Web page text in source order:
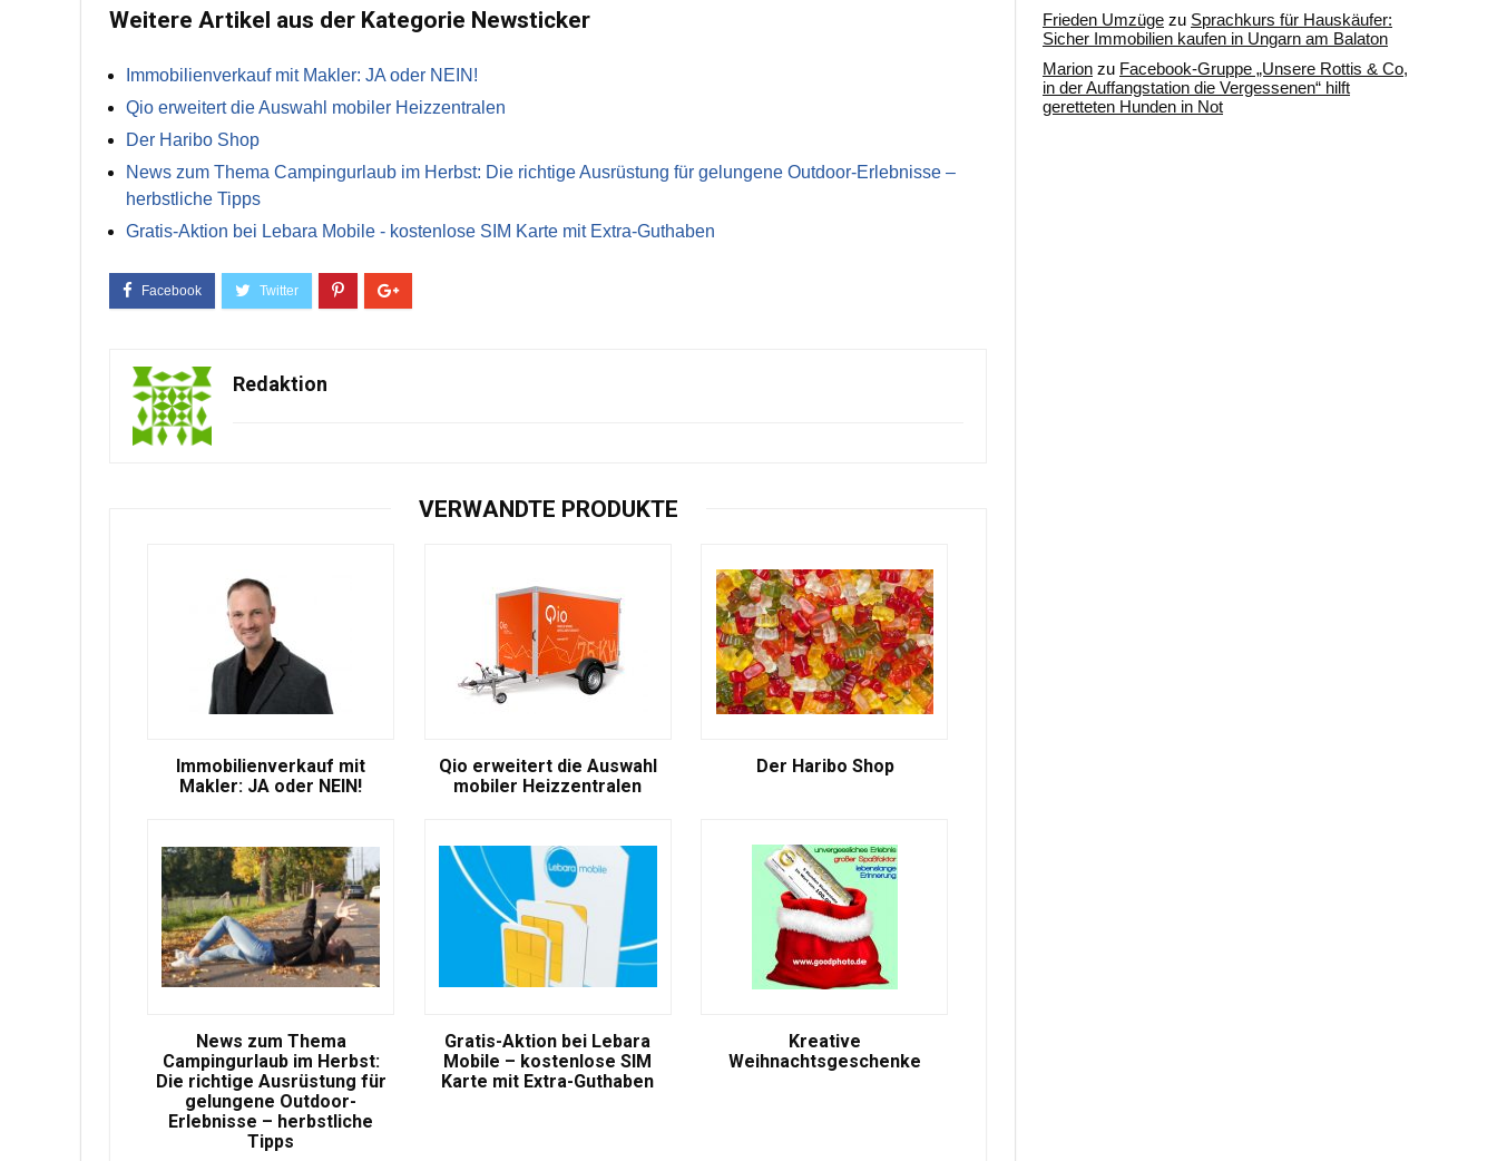
Weitere Artikel aus der Kategorie Newsticker
Immobilienverkauf mit Makler: JA oder NEIN!
Qio erweitert die Auswahl mobiler Heizzentralen
Der Haribo Shop
News zum Thema Campingurlaub im Herbst: Die richtige Ausrüstung für gelungene Outdoor-Erlebnisse –
herbstliche Tipps
Gratis-Aktion bei Lebara Mobile - kostenlose SIM Karte mit Extra-Guthaben
Redaktion
VERWANDTE PRODUKTE
Immobilienverkauf mit
Makler: JA oder NEIN!
Qio erweitert die Auswahl
mobiler Heizzentralen
Der Haribo Shop
News zum Thema
Campingurlaub im Herbst:
Die richtige Ausrüstung für
gelungene Outdoor-
Erlebnisse – herbstliche
Tipps
Gratis-Aktion bei Lebara
Mobile – kostenlose SIM
Karte mit Extra-Guthaben
Kreative
Weihnachtsgeschenke
Frieden Umzüge zu Sprachkurs für Hauskäufer:
Sicher Immobilien kaufen in Ungarn am Balaton
Marion zu Facebook-Gruppe „Unsere Rottis & Co,
in der Auffangstation die Vergessenen“ hilft
geretteten Hunden in Not